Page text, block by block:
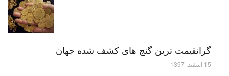
گرانقیمت ترین گنج های کشف شده جهان
15 اسفند, 1397